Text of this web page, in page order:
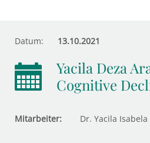
Datum: 13.10.2021
Yacila Deza
Cognitive
Mitarbeiter: Dr. Yacila